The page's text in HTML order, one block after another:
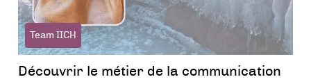
Team IICH
Découvrir le métier de la communication